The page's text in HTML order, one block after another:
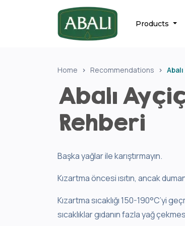
Products
Home Recommendations
Abalı
Rehberi
Başka yağlar ile karıştırmayın.
Kızartma öncesi ısıtın, ancak
Kızartma sıcaklığı 150-190°C’yi
sıcaklıklar gıdanın fazla yağ